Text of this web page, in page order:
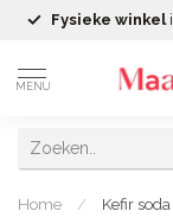
Fysieke winkel
MENU
Home / Kefir